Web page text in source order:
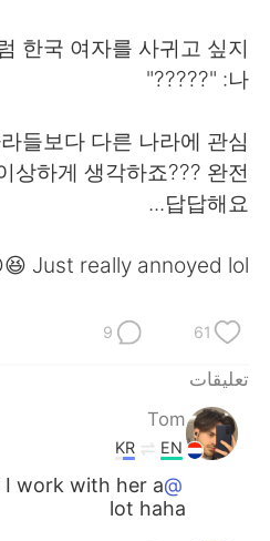
어
한국 여자를 사귀고 싶지?"
나: "?????"
들보다 다른 나라에 관심
상하게 생각하죠??? 완전
답답해요...
Just really annoyed lol
61
9
تعليقات
Tom
EN
KR
@Eve
work with her a
lot haha